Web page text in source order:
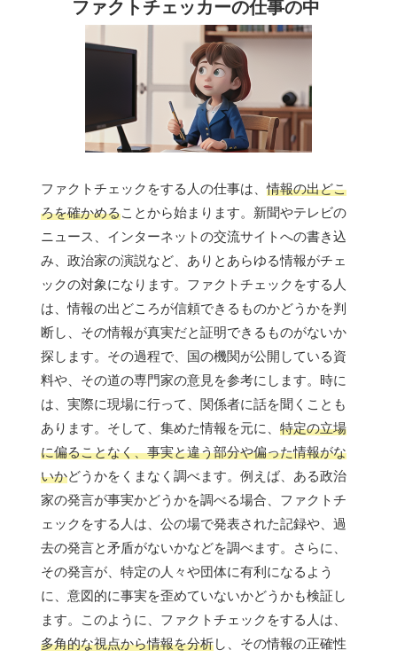
ファクトチェッカーの仕事の中
ファクトチェックをする人の仕事は、情報の出どこ
ろを確かめることから始まります。新聞やテレビの
ニュース、インターネットの交流サイトへの書き込
み、政治家の演説など、ありとあらゆる情報がチェ
ックの対象になります。ファクトチェックをする人
は、情報の出どころが信頼できるものかどうかを判
断し、その情報が真実だと証明できるものがないか
探します。その過程で、国の機関が公開している資
料や、その道の専門家の意見を参考にします。時に
は、実際に現場に行って、関係者に話を聞くことも
あります。そして、集めた情報を元に、 特定の立場
に偏ることなく、事実と違う部分や偏った情報がな
いかどうかをくまなく調べます。例えば、ある政治
家の発言が事実かどうかを調べる場合、ファクトチ
ェックをする人は、公の場で発表された記録や、過
去の発言と矛盾がないかなどを調べます。さらに、
その発言が、特定の人々や団体に有利になるよう
に、意図的に事実を歪めていないかどうかも検証し
ます。このように、ファクトチェックをする人は、
多角的な視点から情報を分析し、その情報の正確性